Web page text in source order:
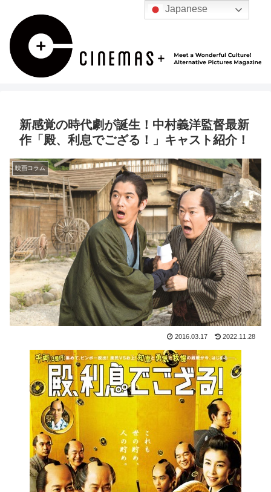
新感覚の時代劇が誕生！中村義洋監督最新
作「殿、利息でござる！」キャスト紹介！
映画コラム
2016.03.17 2022.11.28
Japanese